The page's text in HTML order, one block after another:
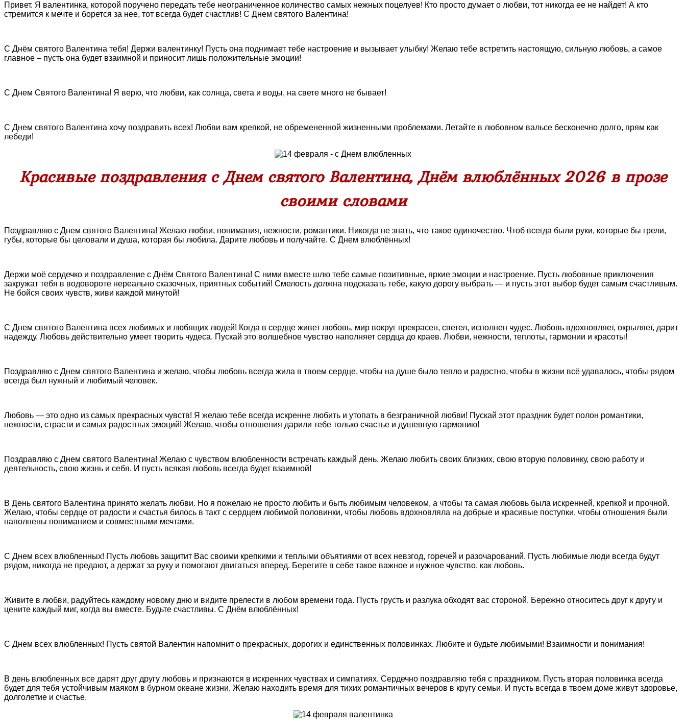
Привет. Я валентинка, которой поручено передать тебе неограниченное количество самых нежных поцелуев! Кто просто думает о любви, тот никогда ее не найдет! А кто
стремится к мечте и борется за нее, тот всегда будет счастлив! С Днем святого Валентина!
С Днём святого Валентина тебя! Держи валентинку! Пусть она поднимает тебе настроение и вызывает улыбку! Желаю тебе встретить настоящую, сильную любовь, а самое
главное – пусть она будет взаимной и приносит лишь положительные эмоции!
С Днем Святого Валентина! Я верю, что любви, как солнца, света и воды, на свете много не бывает!
С Днем святого Валентина хочу поздравить всех! Любви вам крепкой, не обремененной жизненными проблемами. Летайте в любовном вальсе бесконечно долго, прям как
лебеди!
Красивые поздравления с Днем святого Валентина, Днём влюблённых 2026 в прозе
своими словами
Поздравляю с Днем святого Валентина! Желаю любви, понимания, нежности, романтики. Никогда не знать, что такое одиночество. Чтоб всегда были руки, которые бы грели,
губы, которые бы целовали и душа, которая бы любила. Дарите любовь и получайте. С Днем влюблённых!
Держи моё сердечко и поздравление с Днём Святого Валентина! С ними вместе шлю тебе самые позитивные, яркие эмоции и настроение. Пусть любовные приключения
закружат тебя в водовороте нереально сказочных, приятных событий! Смелость должна подсказать тебе, какую дорогу выбрать — и пусть этот выбор будет самым счастливым.
Не бойся своих чувств, живи каждой минутой!
С Днем святого Валентина всех любимых и любящих людей! Когда в сердце живет любовь, мир вокруг прекрасен, светел, исполнен чудес. Любовь вдохновляет, окрыляет, дарит
надежду. Любовь действительно умеет творить чудеса. Пускай это волшебное чувство наполняет сердца до краев. Любви, нежности, теплоты, гармонии и красоты!
Поздравляю с Днем святого Валентина и желаю, чтобы любовь всегда жила в твоем сердце, чтобы на душе было тепло и радостно, чтобы в жизни всё удавалось, чтобы рядом
всегда был нужный и любимый человек.
Любовь — это одно из самых прекрасных чувств! Я желаю тебе всегда искренне любить и утопать в безграничной любви! Пускай этот праздник будет полон романтики,
нежности, страсти и самых радостных эмоций! Желаю, чтобы отношения дарили тебе только счастье и душевную гармонию!
Поздравляю с Днем святого Валентина! Желаю с чувством влюбленности встречать каждый день. Желаю любить своих близких, свою вторую половинку, свою работу и
деятельность, свою жизнь и себя. И пусть всякая любовь всегда будет взаимной!
В День святого Валентина принято желать любви. Но я пожелаю не просто любить и быть любимым человеком, а чтобы та самая любовь была искренней, крепкой и прочной.
Желаю, чтобы сердце от радости и счастья билось в такт с сердцем любимой половинки, чтобы любовь вдохновляла на добрые и красивые поступки, чтобы отношения были
наполнены пониманием и совместными мечтами.
С Днем всех влюбленных! Пусть любовь защитит Вас своими крепкими и теплыми объятиями от всех невзгод, горечей и разочарований. Пусть любимые люди всегда будут
рядом, никогда не предают, а держат за руку и помогают двигаться вперед. Берегите в себе такое важное и нужное чувство, как любовь.
Живите в любви, радуйтесь каждому новому дню и видите прелести в любом времени года. Пусть грусть и разлука обходят вас стороной. Бережно относитесь друг к другу и
цените каждый миг, когда вы вместе. Будьте счастливы. С Днём влюблённых!
С Днем всех влюбленных! Пусть святой Валентин напомнит о прекрасных, дорогих и единственных половинках. Любите и будьте любимыми! Взаимности и понимания!
В день влюбленных все дарят друг другу любовь и признаются в искренних чувствах и симпатиях. Сердечно поздравляю тебя с праздником. Пусть вторая половинка всегда
будет для тебя устойчивым маяком в бурном океане жизни. Желаю находить время для тихих романтичных вечеров в кругу семьи. И пусть всегда в твоем доме живут здоровье,
долголетие и счастье.